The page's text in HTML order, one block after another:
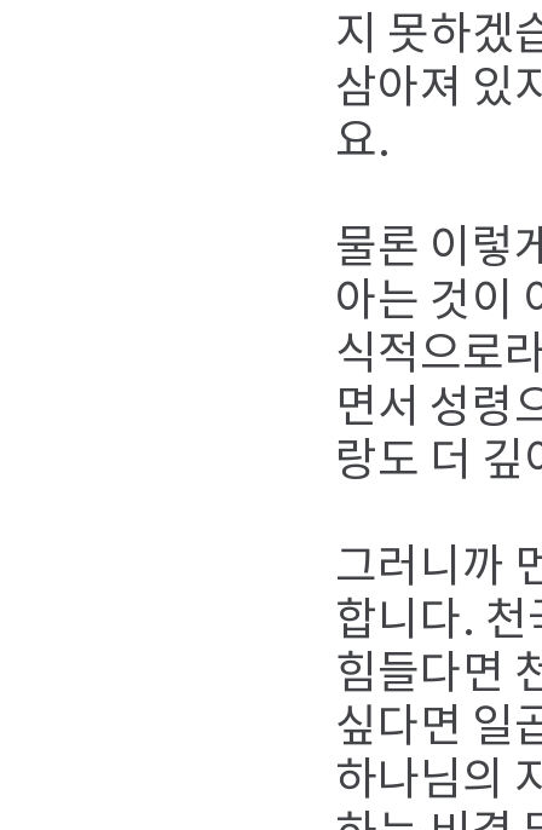
지 못하겠
삼아져 있
요.
물론 이렇
아는 것이
식적으로
면서 성령
랑도 더 깊
그러니까
합니다. 천
힘들다면
싶다면 일
하나님의